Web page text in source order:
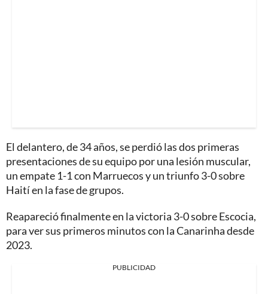
El delantero, de 34 años, se perdió las dos primeras
presentaciones de su equipo por una lesión muscular,
un empate 1-1 con Marruecos y un triunfo 3-0 sobre
Haití en la fase de grupos.
Reapareció finalmente en la victoria 3-0 sobre Escocia,
para ver sus primeros minutos con la Canarinha desde
2023.
PUBLICIDAD